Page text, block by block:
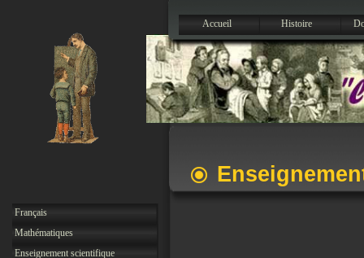
Français
Mathématiques
Enseignement scientifique
Accueil Histoire